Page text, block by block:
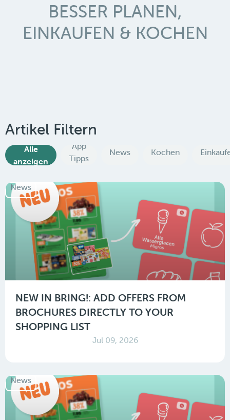
BESSER PLANEN,
EINKAUFEN & KOCHEN
Artikel Filtern
Alle
anzeigen
App
Tipps
News Kochen
News
NEW IN BRING!: ADD OFFERS FROM
BROCHURES DIRECTLY TO YOUR
SHOPPING LIST
Jul 09, 2026
News